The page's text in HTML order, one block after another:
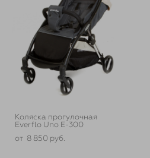
Коляска прогулочная
Everflo Uno E-300
от 8 850 pуб.